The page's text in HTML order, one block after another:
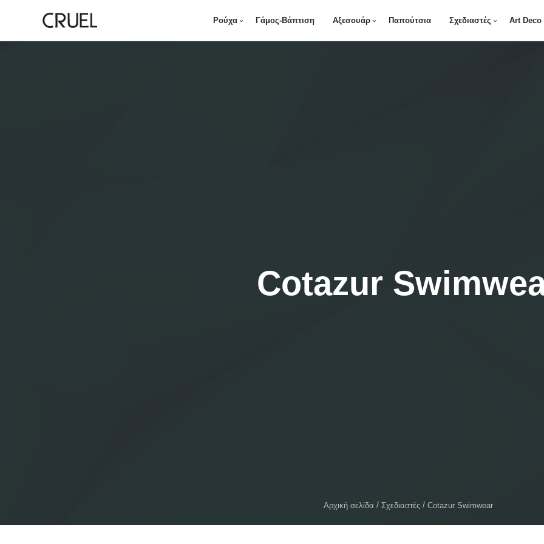
Ρούχα Γάμος-Βάπτιση Αξεσουάρ Παπούτσια Σχεδιαστές Art Deco
Cotazur
Αρχική σελίδα Σχεδιαστές Cotazur Swimwear